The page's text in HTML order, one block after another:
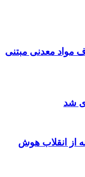
مواد معدنی مبتنی
شد
از انقلاب هوش